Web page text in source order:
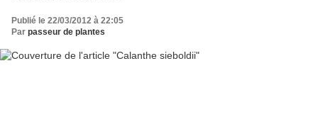
Publié le 22/03/2012 à 22:05
Par passeur de plantes